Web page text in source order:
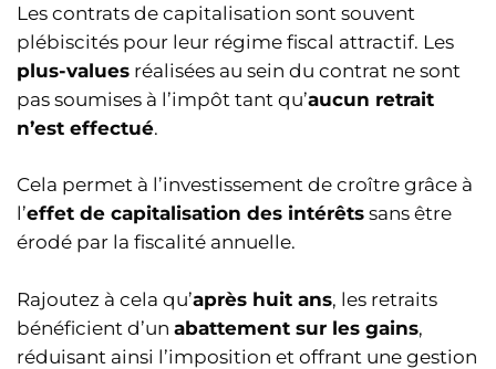
Les contrats de capitalisation sont souvent
plébiscités pour leur régime fiscal attractif. Les
plus-values réalisées au sein du contrat ne sont
pas soumises à l’impôt tant qu’aucun retrait
n’est effectué.
Cela permet à l’investissement de croître grâce à
l’effet de capitalisation des intérêts sans être
érodé par la fiscalité annuelle.
Rajoutez à cela qu’après huit ans, les retraits
bénéficient d’un abattement sur les gains,
réduisant ainsi l’imposition et offrant une gestion